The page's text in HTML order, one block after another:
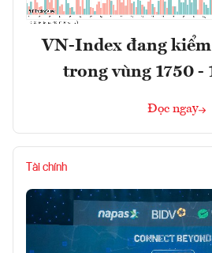
VN-Index đang
trong vùng 1750 -
Đọc ngay
Tài chính